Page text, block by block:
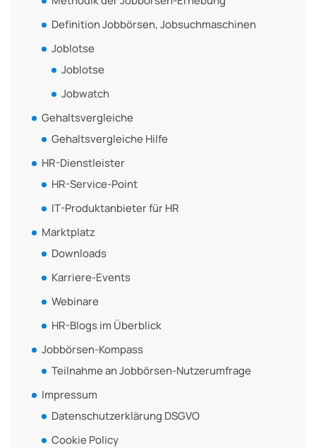
Definition Jobbörsen, Jobsuchmaschinen
Joblotse
Joblotse
Jobwatch
Gehaltsvergleiche
Gehaltsvergleiche Hilfe
HR-Dienstleister
HR-Service-Point
IT-Produktanbieter für HR
Marktplatz
Downloads
Karriere-Events
Webinare
HR-Blogs im Überblick
Jobbörsen-Kompass
Teilnahme an Jobbörsen-Nutzerumfrage
Impressum
Datenschutzerklärung DSGVO
Cookie Policy